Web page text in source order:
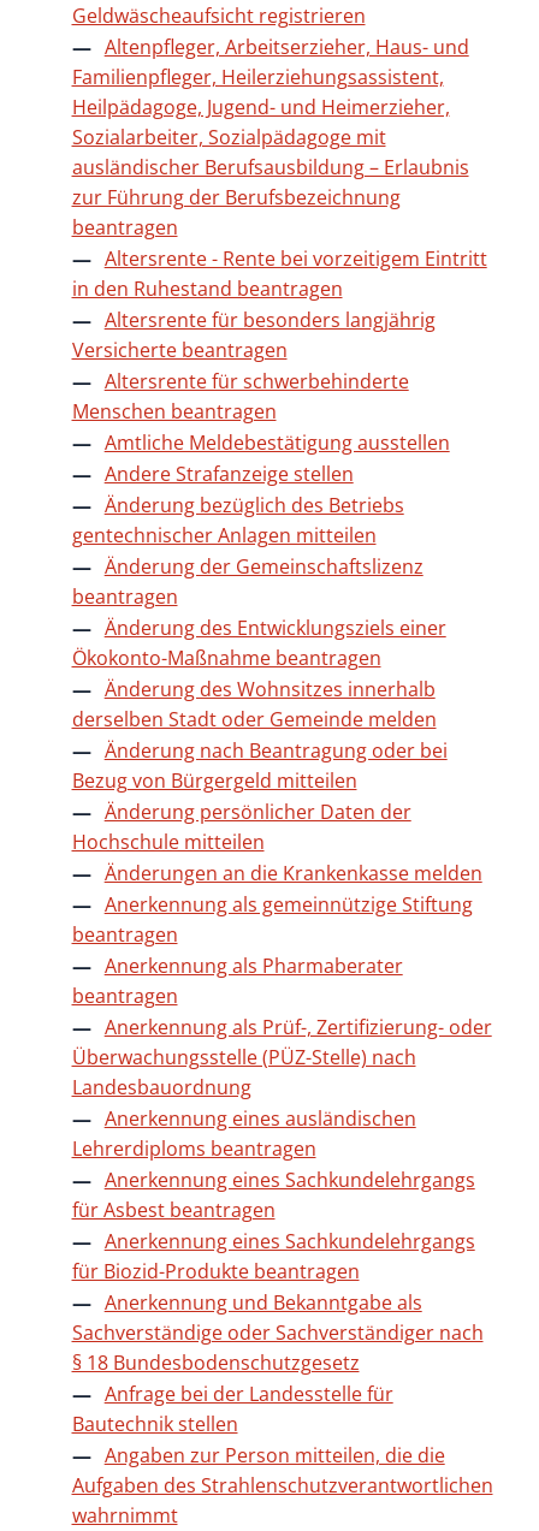
Geldwäscheaufsicht registrieren
Altenpfleger, Arbeitserzieher, Haus- und
Familienpfleger, Heilerziehungsassistent,
Heilpädagoge, Jugend- und Heimerzieher,
Sozialarbeiter, Sozialpädagoge mit
ausländischer Berufsausbildung – Erlaubnis
zur Führung der Berufsbezeichnung
beantragen
Altersrente - Rente bei vorzeitigem Eintritt
in den Ruhestand beantragen
Altersrente für besonders langjährig
Versicherte beantragen
Altersrente für schwerbehinderte
Menschen beantragen
Amtliche Meldebestätigung ausstellen
Andere Strafanzeige stellen
Änderung bezüglich des Betriebs
gentechnischer Anlagen mitteilen
Änderung der Gemeinschaftslizenz
beantragen
Änderung des Entwicklungsziels einer
Ökokonto-Maßnahme beantragen
Änderung des Wohnsitzes innerhalb
derselben Stadt oder Gemeinde melden
Änderung nach Beantragung oder bei
Bezug von Bürgergeld mitteilen
Änderung persönlicher Daten der
Hochschule mitteilen
Änderungen an die Krankenkasse melden
Anerkennung als gemeinnützige Stiftung
beantragen
Anerkennung als Pharmaberater
beantragen
Anerkennung als Prüf-, Zertifizierung- oder
Überwachungsstelle (PÜZ-Stelle) nach
Landesbauordnung
Anerkennung eines ausländischen
Lehrerdiploms beantragen
Anerkennung eines Sachkundelehrgangs
für Asbest beantragen
Anerkennung eines Sachkundelehrgangs
für Biozid-Produkte beantragen
Anerkennung und Bekanntgabe als
Sachverständige oder Sachverständiger nach
§ 18 Bundesbodenschutzgesetz
Anfrage bei der Landesstelle für
Bautechnik stellen
Angaben zur Person mitteilen, die die
Aufgaben des Strahlenschutzverantwortlichen
wahrnimmt